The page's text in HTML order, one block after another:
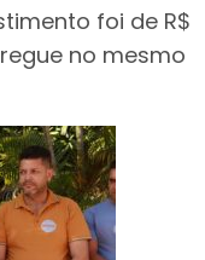
foi de R$
no mesmo